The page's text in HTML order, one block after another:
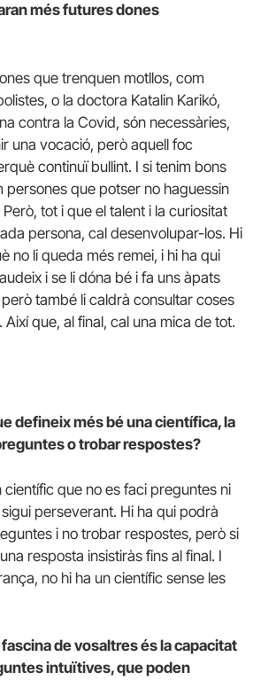
més futures dones
que trenquen motllos, com
o la doctora Katalin Karikó,
contra la Covid, són necessàries,
una vocació, però aquell foc
continuï bullint. I si tenim bons
persones que potser no haguessin
tot i que el talent i la curiositat
persona, cal desenvolupar-los. Hi
no li queda més remei, i hi ha qui
i se li dóna bé i fa uns àpats
també li caldrà consultar coses
Així que, al final, cal una mica de tot.
defineix més bé una científica, la
o trobar respostes?
científic que no es faci preguntes ni
perseverant. Hi ha qui podrà
i no trobar respostes, però si
resposta insistiràs fins al final. I
no hi ha un científic sense les
de vosaltres és la capacitat
intuïtives, que poden